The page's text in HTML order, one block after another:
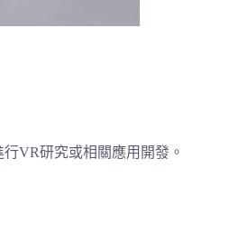
VR研究或相關應用開發。